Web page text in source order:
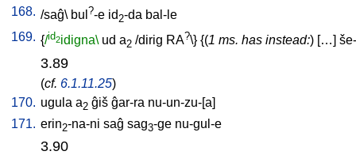
168. /saĝ\ bul ?-e id2-da bal-le
169. {/id2idigna\ ud a2 /dirig RA?\} {(1 ms. has instead:) […]
3.89
(cf. 6.1.11.25)
170. ugula a2 ĝiš ĝar-ra nu-un-zu-[a]
171. erin2-na-ni saĝ sag3-ge nu-gul-e
3.90